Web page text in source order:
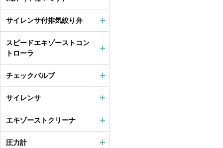
サイレンサ付排気絞り弁
スピードエキゾーストコン
トローラ
チェックバルブ
サイレンサ
エキゾーストクリーナ
圧力計